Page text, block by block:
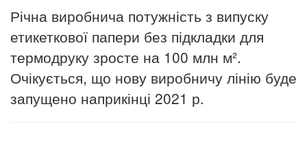
Річна виробнича потужність з випуску
етикеткової папери без підкладки для
термодруку зросте на 100 млн м².
Очікується, що нову виробничу лінію буде
запущено наприкінці 2021 р.